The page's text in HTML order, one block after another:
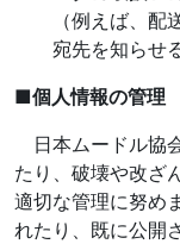
（例えば、
宛先を知らせ
■個人情報の管理
日本ムードル協
たり、破壊や改ざ
適切な管理に努め
れたり、既に公開